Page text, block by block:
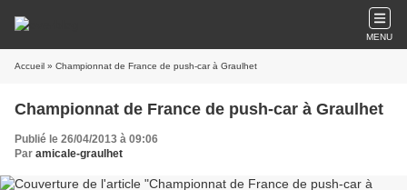
MENU
Accueil » Championnat de France de push-car à Graulhet
Championnat de France de push-car à Graulhet
Publié le 26/04/2013 à 09:06
Par amicale-graulhet